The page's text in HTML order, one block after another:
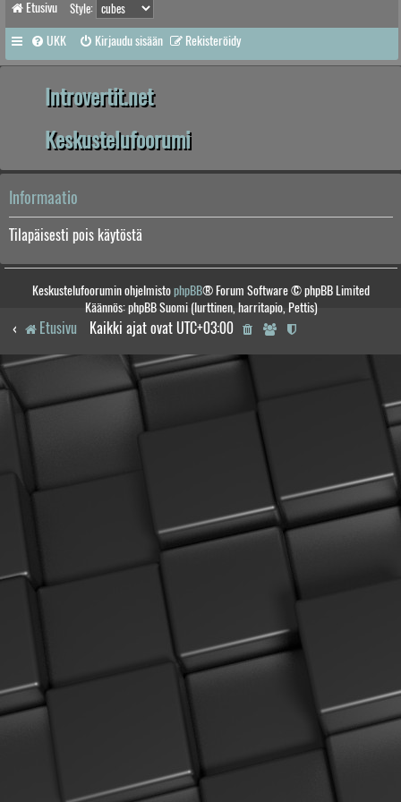
Etusivu Style:
UKK Kirjaudu sisään Rekisteröidy
Introvertit.net
Keskustelufoorumi
Informaatio
Tilapäisesti pois käytöstä
Keskustelufoorumin ohjelmistophpBB® Forum Software © phpBB Limited
Käännös: phpBB Suomi (lurttinen, harritapio, Pettis)
Etusivu Kaikki ajat ovat UTC+03:00